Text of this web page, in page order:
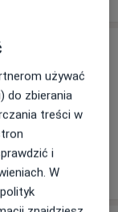
Umów wizytę
używać
do zbierania
treści w
i
W